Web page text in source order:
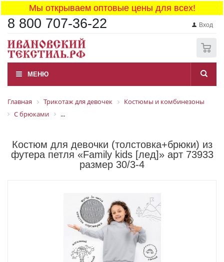
Мы открываем оптовые цены для всех!
8 800 707-36-22 Вход
МЕНЮ
Главная Трикотаж для девочек
Костюмы и комбинезоны
С брюками
...
Костюм для девочки (толстовка+брюки) из
футера петля «Family kids [лед]» арт 73933
размер 30/3-4